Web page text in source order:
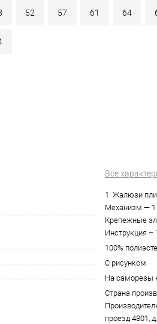
52 57 61 64
Все
1. Жалюзи
Механизм — 1
Крепежные
Инструкция –
100%
С рисунком
На саморезы
Страна
проезд 4801,